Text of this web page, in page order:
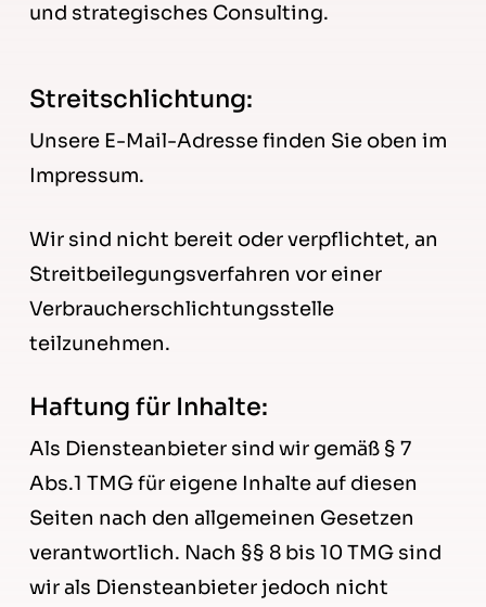
und strategisches Consulting.
Streitschlichtung:
Unsere E-Mail-Adresse finden Sie oben im
Impressum.
Wir sind nicht bereit oder verpflichtet, an
Streitbeilegungsverfahren vor einer
Verbraucherschlichtungsstelle
teilzunehmen.
Haftung für Inhalte:
Als Diensteanbieter sind wir gemäß § 7
Abs.1 TMG für eigene Inhalte auf diesen
Seiten nach den allgemeinen Gesetzen
verantwortlich. Nach §§ 8 bis 10 TMG sind
wir als Diensteanbieter jedoch nicht